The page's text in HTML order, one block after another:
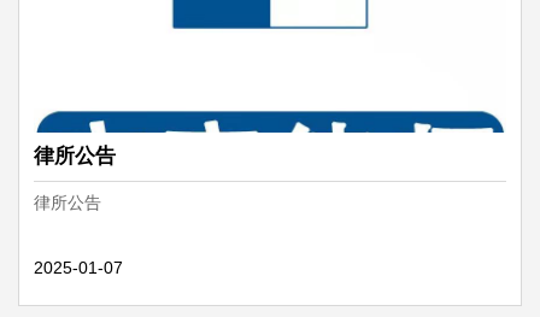
律所公告
律所公告
2025-01-07